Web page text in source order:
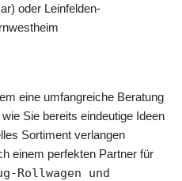
oder Leinfelden-
eine umfangreiche Beratung
Sie bereits eindeutige Ideen
Sortiment verlangen
einem perfekten Partner für
Rollwagen und